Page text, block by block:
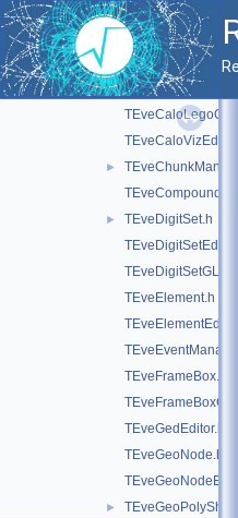
TEveCalo3DGL.h
►
TEveCaloData.h
► TEveCaloLegoGL.h
TEveCaloVizEditor.h
►
TEveCompound.h
►
TEveDigitSet.h
TEveDigitSetEditor.h
TEveDigitSetGL.h
TEveElement.h
TEveFrameBox.h
TEveFrameBoxGL.h
TEveGedEditor.h
TEveGeoNode.h
►